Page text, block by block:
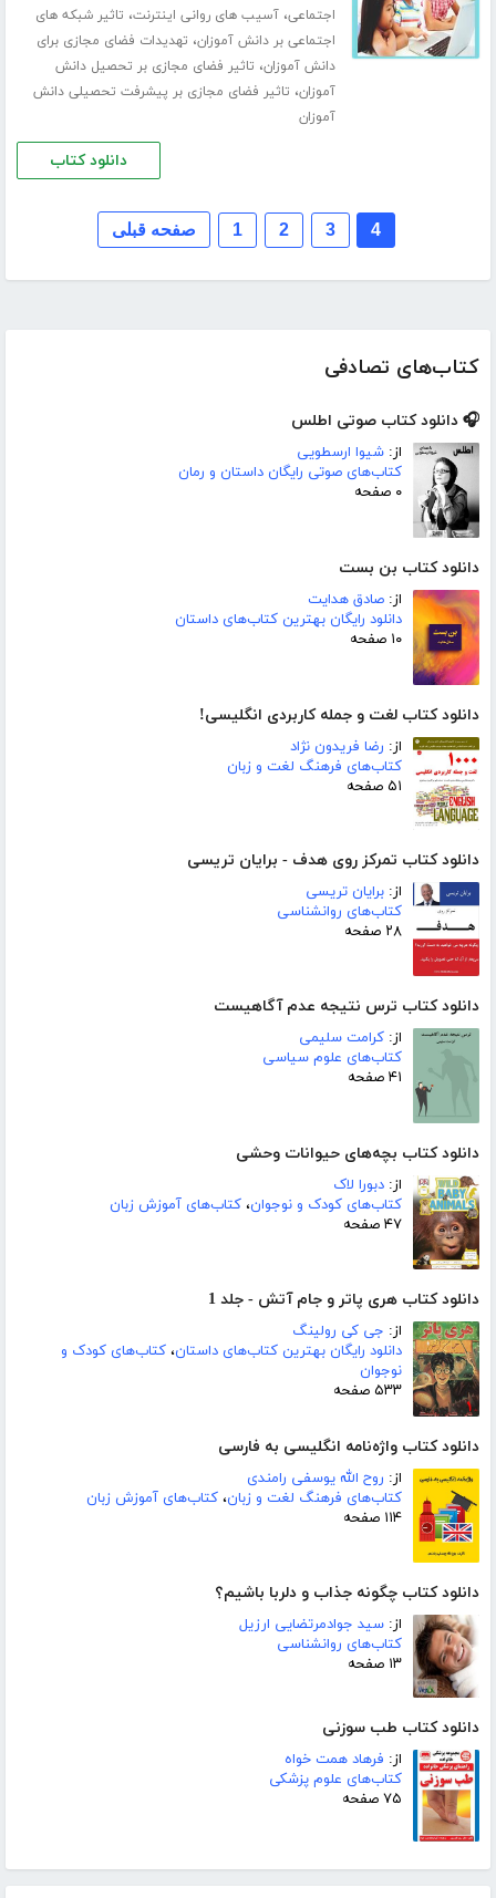
کتاب‌های تصادفی
🎧 دانلود کتاب صوتی اطلس
از: شیوا ارسطویی
کتاب‌های صوتی رایگان داستان و رمان
۰ صفحه
دانلود کتاب بن بست
از: صادق هدایت
دانلود رایگان بهترین کتاب‌های داستان
۱۰ صفحه
دانلود کتاب لغت و جمله کاربردی انگلیسی!
از: رضا فریدون نژاد
کتاب‌های فرهنگ لغت و زبان
۵۱ صفحه
دانلود کتاب تمرکز روی هدف - برایان تریسی
از: برایان تریسی
کتاب‌های روانشناسی
۲۸ صفحه
دانلود کتاب ترس نتیجه عدم آگاهیست
از: کرامت سلیمی
کتاب‌های علوم سیاسی
۴۱ صفحه
دانلود کتاب بچه‌های حیوانات وحشی
از: دبورا لاک
کتاب‌های کودک و نوجوان، کتاب‌های آموزش زبان
۴۷ صفحه
دانلود کتاب هری پاتر و جام آتش - جلد 1
از: جی کی رولینگ
دانلود رایگان بهترین کتاب‌های داستان، کتاب‌های کودک و
نوجوان
۵۳۳ صفحه
دانلود کتاب واژه‌نامه انگلیسی به فارسی
از: روح الله یوسفی رامندی
کتاب‌های فرهنگ لغت و زبان، کتاب‌های آموزش زبان
۱۱۴ صفحه
دانلود کتاب چگونه جذاب و دلربا باشیم؟
از: سید جوادمرتضایی ارزیل
کتاب‌های روانشناسی
۱۳ صفحه
دانلود کتاب طب سوزنی
از: فرهاد همت خواه
کتاب‌های علوم پزشکی
۷۵ صفحه
اجتماعی،آسیب های روانی اینترنت، تاثیر شبکه های
اجتماعی بر دانش آموزان، تهدیدات فضای مجازی برای
دانش آموزان، تاثیر فضای مجازی بر تحصیل دانش
آموزان، تاثیر فضای مجازی بر پیشرفت تحصیلی دانش
آموزان
دانلود کتاب
صفحه قبلی 1 2 3 4